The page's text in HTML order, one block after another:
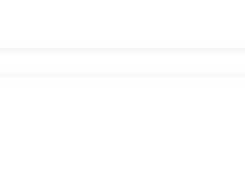
do mercado.
e dApps.